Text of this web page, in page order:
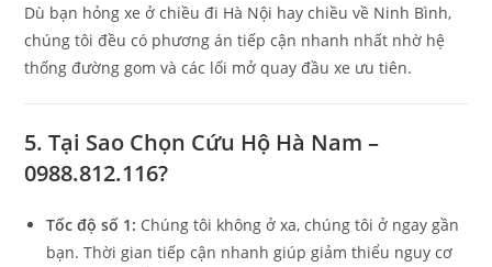
Dù bạn hỏng xe ở chiều đi Hà Nội hay chiều về Ninh Bình,
chúng tôi đều có phương án tiếp cận nhanh nhất nhờ hệ
thống đường gom và các lối mở quay đầu xe ưu tiên.
5. Tại Sao Chọn Cứu Hộ Hà Nam –
0988.812.116?
Tốc độ số 1: Chúng tôi không ở xa, chúng tôi ở ngay gần
bạn. Thời gian tiếp cận nhanh giúp giảm thiểu nguy cơ